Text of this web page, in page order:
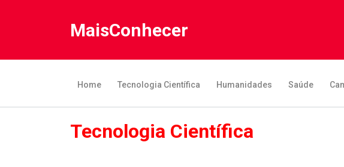
MaisConhecer
Home Tecnologia Científica Humanidades Saúde
Tecnologia Científica